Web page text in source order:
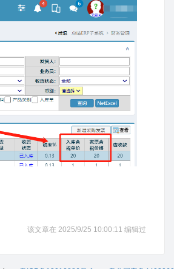
该文章在 2025/9/25 10:00:11 编辑过